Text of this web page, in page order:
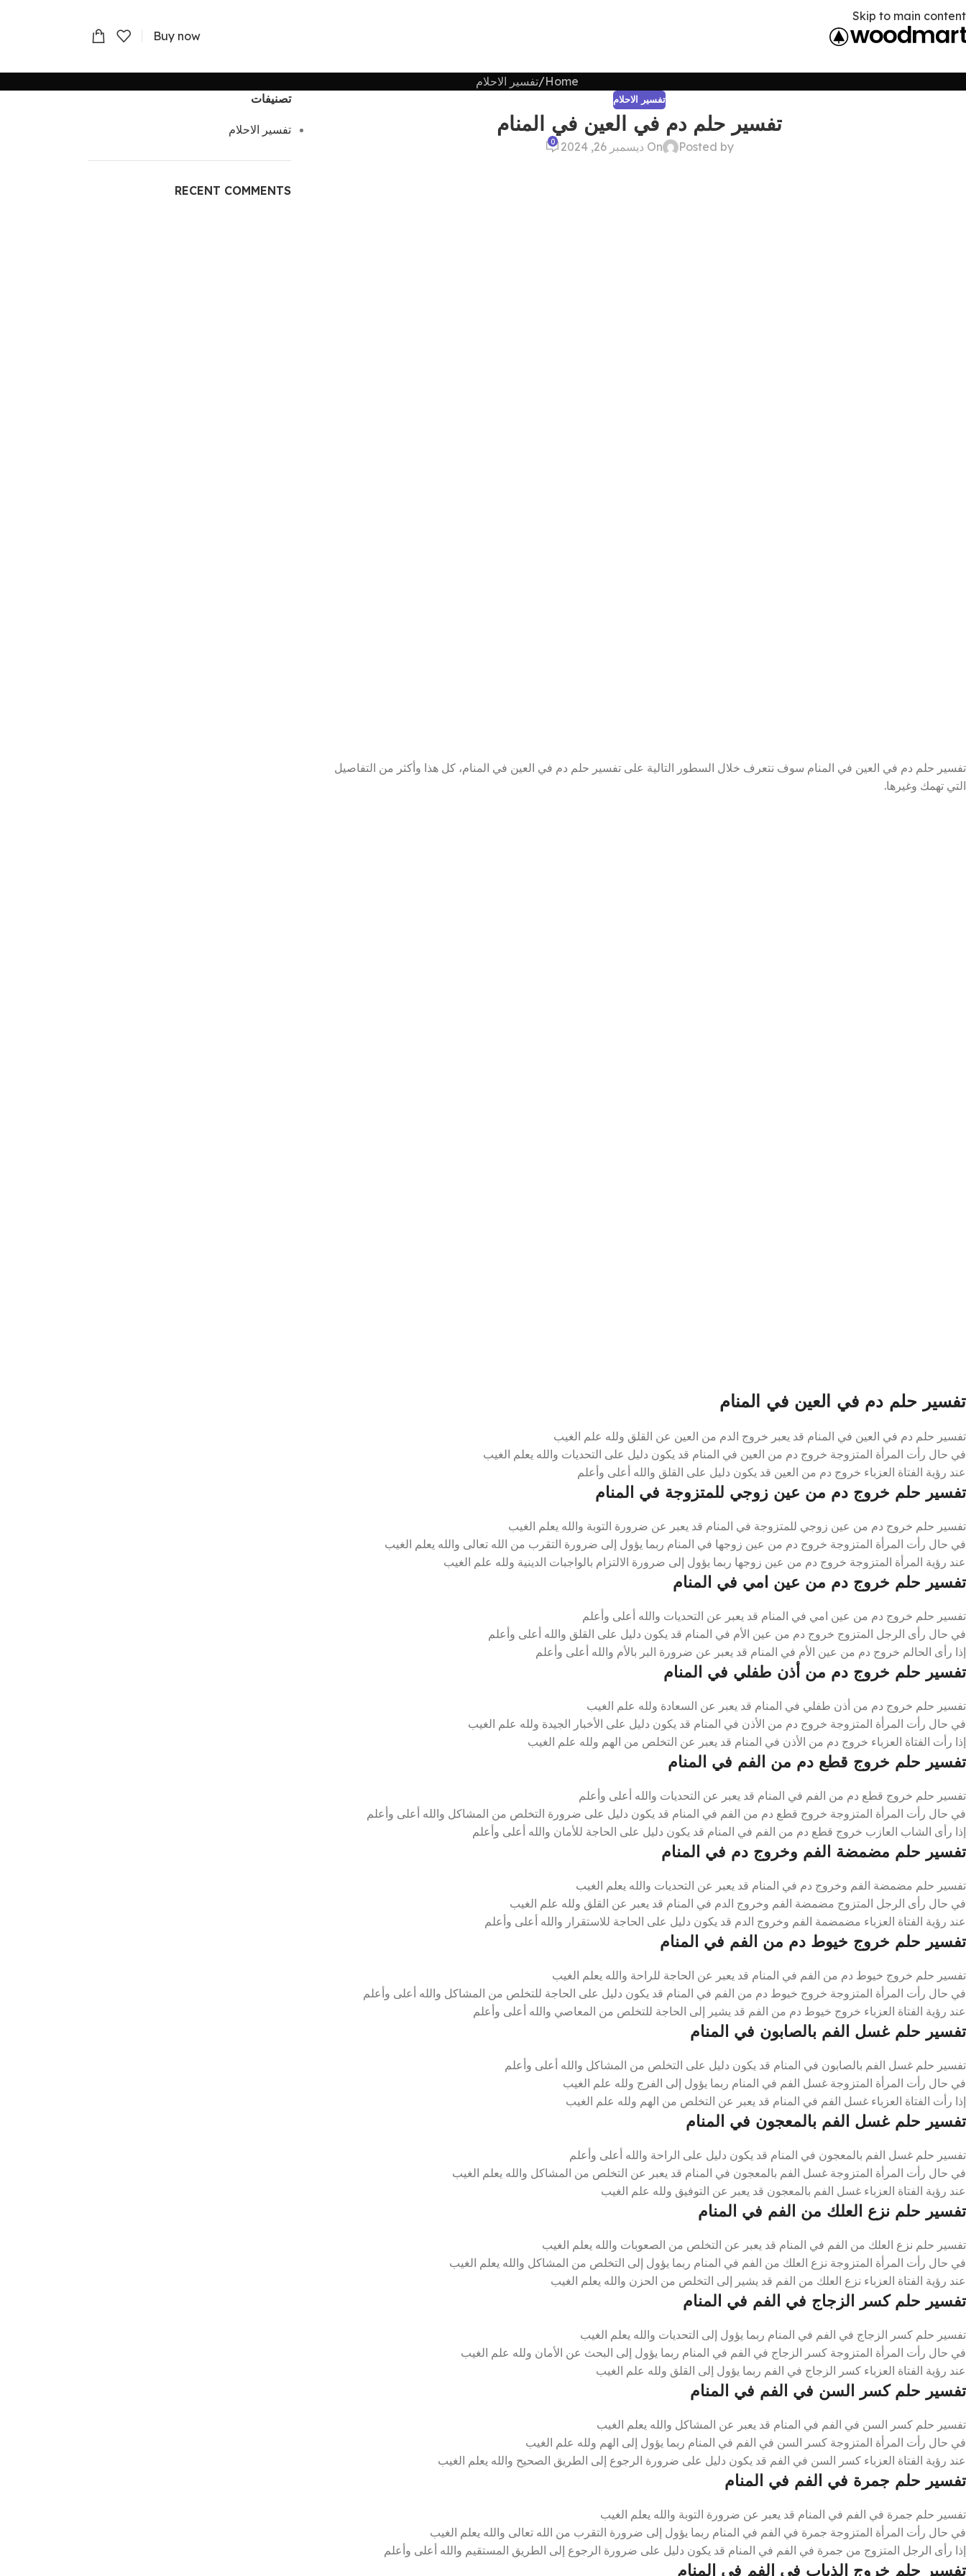
Skip to main content
Buy now
Home تفسير الاحلام
تفسير الاحلام
تفسير حلم دم في العين في المنام
Posted by On ديسمبر 26, 2024 0
تفسير حلم دم في العين في المنام سوف نتعرف خلال السطور التالية على تفسير حلم دم في العين في المنام، كل هذا وأكثر من التفاصيل
التي تهمك وغيرها.
تفسير حلم دم في العين في المنام
تفسير حلم دم في العين في المنام قد يعبر خروج الدم من العين عن القلق ولله علم الغيب
في حال رأت المرأة المتزوجة خروج دم من العين في المنام قد يكون دليل على التحديات والله يعلم الغيب
عند رؤية الفتاة العزباء خروج دم من العين قد يكون دليل على القلق والله أعلى وأعلم
تفسير حلم خروج دم من عين زوجي للمتزوجة في المنام
تفسير حلم خروج دم من عين زوجي للمتزوجة في المنام قد يعبر عن ضرورة التوبة والله يعلم الغيب
في حال رأت المرأة المتزوجة خروج دم من عين زوجها في المنام ربما يؤول إلى ضرورة التقرب من الله تعالى والله يعلم الغيب
عند رؤية المرأة المتزوجة خروج دم من عين زوجها ربما يؤول إلى ضرورة الالتزام بالواجبات الدينية ولله علم الغيب
تفسير حلم خروج دم من عين امي في المنام
تفسير حلم خروج دم من عين امي في المنام قد يعبر عن التحديات والله أعلى وأعلم
في حال رأى الرجل المتزوج خروج دم من عين الأم في المنام قد يكون دليل على القلق والله أعلى وأعلم
إذا رأى الحالم خروج دم من عين الأم في المنام قد يعبر عن ضرورة البر بالأم والله أعلى وأعلم
تفسير حلم خروج دم من أذن طفلي في المنام
تفسير حلم خروج دم من أذن طفلي في المنام قد يعبر عن السعادة ولله علم الغيب
في حال رأت المرأة المتزوجة خروج دم من الأذن في المنام قد يكون دليل على الأخبار الجيدة ولله علم الغيب
إذا رأت الفتاة العزباء خروج دم من الأذن في المنام قد يعبر عن التخلص من الهم ولله علم الغيب
تفسير حلم خروج قطع دم من الفم في المنام
تفسير حلم خروج قطع دم من الفم في المنام قد يعبر عن التحديات والله أعلى وأعلم
في حال رأت المرأة المتزوجة خروج قطع دم من الفم في المنام قد يكون دليل على ضرورة التخلص من المشاكل والله أعلى وأعلم
إذا رأى الشاب العازب خروج قطع دم من الفم في المنام قد يكون دليل على الحاجة للأمان والله أعلى وأعلم
تفسير حلم مضمضة الفم وخروج دم في المنام
تفسير حلم مضمضة الفم وخروج دم في المنام قد يعبر عن التحديات والله يعلم الغيب
في حال رأى الرجل المتزوج مضمضة الفم وخروج الدم في المنام قد يعبر عن القلق ولله علم الغيب
عند رؤية الفتاة العزباء مضمضمة الفم وخروج الدم قد يكون دليل على الحاجة للاستقرار والله أعلى وأعلم
تفسير حلم خروج خيوط دم من الفم في المنام
تفسير حلم خروج خيوط دم من الفم في المنام قد يعبر عن الحاجة للراحة والله يعلم الغيب
في حال رأت المرأة المتزوجة خروج خيوط دم من الفم في المنام قد يكون دليل على الحاجة للتخلص من المشاكل والله أعلى وأعلم
عند رؤية الفتاة العزباء خروج خيوط دم من الفم قد يشير إلى الحاجة للتخلص من المعاصي والله أعلى وأعلم
تفسير حلم غسل الفم بالصابون في المنام
تفسير حلم غسل الفم بالصابون في المنام قد يكون دليل على التخلص من المشاكل والله أعلى وأعلم
في حال رأت المرأة المتزوجة غسل الفم في المنام ربما يؤول إلى الفرج ولله علم الغيب
إذا رأت الفتاة العزباء غسل الفم في المنام قد يعبر عن التخلص من الهم ولله علم الغيب
تفسير حلم غسل الفم بالمعجون في المنام
تفسير حلم غسل الفم بالمعجون في المنام قد يكون دليل على الراحة والله أعلى وأعلم
في حال رأت المرأة المتزوجة غسل الفم بالمعجون في المنام قد يعبر عن التخلص من المشاكل والله يعلم الغيب
عند رؤية الفتاة العزباء غسل الفم بالمعجون قد يعبر عن التوفيق ولله علم الغيب
تفسير حلم نزع العلك من الفم في المنام
تفسير حلم نزع العلك من الفم في المنام قد يعبر عن التخلص من الصعوبات والله يعلم الغيب
في حال رأت المرأة المتزوجة نزع العلك من الفم في المنام ربما يؤول إلى التخلص من المشاكل والله يعلم الغيب
عند رؤية الفتاة العزباء نزع العلك من الفم قد يشير إلى التخلص من الحزن والله يعلم الغيب
تفسير حلم كسر الزجاج في الفم في المنام
تفسير حلم كسر الزجاج في الفم في المنام ربما يؤول إلى التحديات والله يعلم الغيب
في حال رأت المرأة المتزوجة كسر الزجاج في الفم في المنام ربما يؤول إلى البحث عن الأمان ولله علم الغيب
عند رؤية الفتاة العزباء كسر الزجاج في الفم ربما يؤول إلى القلق ولله علم الغيب
تفسير حلم كسر السن في الفم في المنام
تفسير حلم كسر السن في الفم في المنام قد يعبر عن المشاكل والله يعلم الغيب
في حال رأت المرأة المتزوجة كسر السن في الفم في المنام ربما يؤول إلى الهم ولله علم الغيب
عند رؤية الفتاة العزباء كسر السن في الفم قد يكون دليل على ضرورة الرجوع إلى الطريق الصحيح والله يعلم الغيب
تفسير حلم جمرة في الفم في المنام
تفسير حلم جمرة في الفم في المنام قد يعبر عن ضرورة التوبة والله يعلم الغيب
في حال رأت المرأة المتزوجة جمرة في الفم في المنام ربما يؤول إلى ضرورة التقرب من الله تعالى والله يعلم الغيب
إذا رأى الرجل المتزوج من جمرة في الفم في المنام قد يكون دليل على ضرورة الرجوع إلى الطريق المستقيم والله أعلى وأعلم
تفسير حلم خروج الذباب في الفم في المنام
تصنيفات
تفسير الاحلام
RECENT COMMENTS